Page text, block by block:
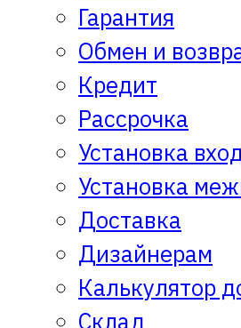
Гарантия
Обмен и
Кредит
Рассрочка
Установка
Установка
Доставка
Дизайнерам
Калькулятор
Склад